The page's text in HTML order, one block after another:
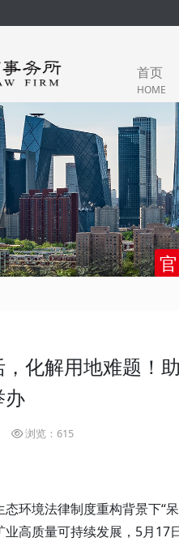
首页
HOME
化解用地难题！
办
浏览：615
环境法律制度重构背景下“
高质量可持续发展，5月17